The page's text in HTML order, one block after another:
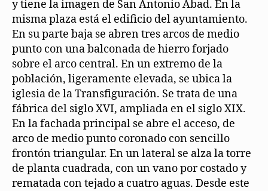
y tiene la imagen de San Antonio Abad. En la
misma plaza está el edificio del ayuntamiento.
En su parte baja se abren tres arcos de medio
punto con una balconada de hierro forjado
sobre el arco central. En un extremo de la
población, ligeramente elevada, se ubica la
iglesia de la Transfiguración. Se trata de una
fábrica del siglo XVI, ampliada en el siglo XIX.
En la fachada principal se abre el acceso, de
arco de medio punto coronado con sencillo
frontón triangular. En un lateral se alza la torre
de planta cuadrada, con un vano por costado y
rematada con tejado a cuatro aguas. Desde este